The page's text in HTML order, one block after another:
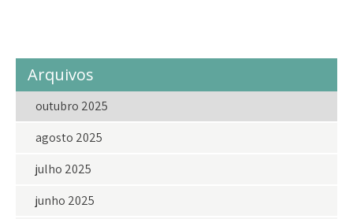
Arquivos
outubro 2025
agosto 2025
julho 2025
junho 2025